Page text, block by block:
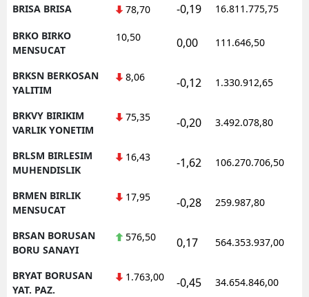
BRISA BRISA 78,70 -0,19 16.811.775,75
BRKO BIRKO
MENSUCAT
10,50 0,00 111.646,50
BRKSN BERKOSAN
YALITIM
8,06 -0,12 1.330.912,65
BRKVY BIRIKIM
VARLIK YONETIM
75,35 -0,20 3.492.078,80
BRLSM BIRLESIM
MUHENDISLIK
16,43 -1,62 106.270.706,50
BRMEN BIRLIK
MENSUCAT
17,95 -0,28 259.987,80
BRSAN BORUSAN
BORU SANAYI
576,50 0,17 564.353.937,00
BRYAT BORUSAN
YAT. PAZ.
1.763,00 -0,45 34.654.846,00